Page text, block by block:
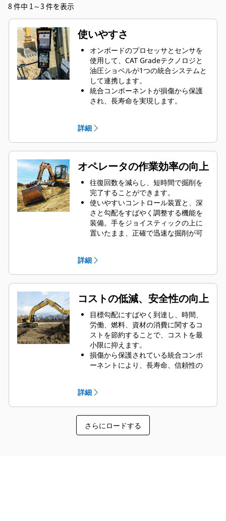
8 件中 1～3 件を表示
使いやすさ
オンボードのプロセッサとセンサを
使用して、CAT Gradeテクノロジと
油圧ショベルが1つの統合システムと
して連携します。
統合コンポーネントが損傷から保護
され、長寿命を実現します。
水平距離に関するガイドがリアルタ
イムで提供されます。また、高さ/深
さアラートにより目標勾配や障害物
を表示します。
ジョイスティックコマンドやタッチ
スクリーンインターフェイス、ジョ
グダイヤルを使用して、目標の深さ
と勾配を簡単に調節できます。
掘削を開始すると、キャブ内で勾配
を簡単に確認できます。
レーザー発信器と互換性のあるオプ
す。一度ベンチを設定すれば、レー
ザーを参照して、現場全体の掘削を
継続できます。
詳細
オペレータの作業効率の向上
往復回数を減らし、短時間で掘削を
完了することができます。
使いやすいコントロール装置と、深
さと勾配をすばやく調整する機能を
装備。手をジョイスティックの上に
置いたまま、正確で迅速な掘削が可
するキャブ内ディスプレイにより、
精度と生産性が向上します。
高さ/深さの音声アラートを使用する
と、掘削の過不足のないよう、目標
の勾配に達したときに知らせてくれ
ます。
CAT Gradeテクノロジは、オペレー
タの経験の有無を問わず、品質と均
一性を向上させます。
Grade Assistと連携することで、半
自動の掘削能力が追加され、レバー1
が向上します。
詳細
コストの低減、安全性の向上
目標勾配にすばやく到達し、時間、
労働、燃料、資材の消費に関するコ
ストを節約することで、コストを最
小限に抑えます。
損傷から保護されている統合コンポ
ーネントにより、長寿命、信頼性の
推測に頼ることなく、設計どおりの
過不足のない掘削と盛土が可能にな
り、自信を持って作業できます。
障害物の近くで作業する場合で、油
圧ショベルが損傷し、損害が発生す
詳細
さらにロードする